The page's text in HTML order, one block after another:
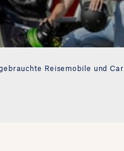
Reisemobile und